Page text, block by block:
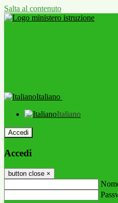
Salta al contenuto
Italiano
Italiano
Accedi
Accedi
button close ×